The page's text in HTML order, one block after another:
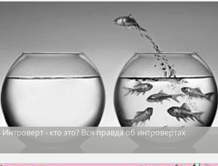
Интроверт - кто это? Вся правда об интровертах